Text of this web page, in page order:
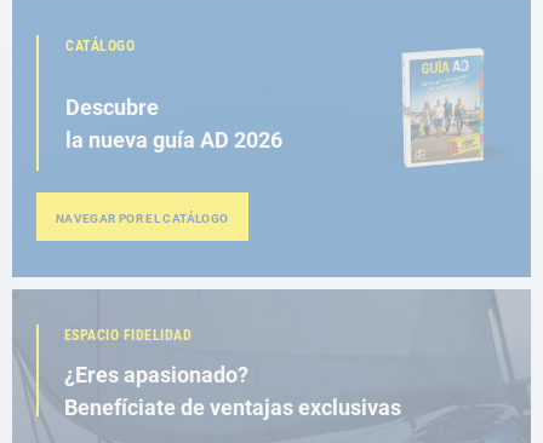
CATÁLOGO
Descubre
la nueva guía AD 2026
NAVEGAR POR EL CATÁLOGO
ESPACIO FIDELIDAD
¿Eres apasionado?
Benefíciate de ventajas exclusivas